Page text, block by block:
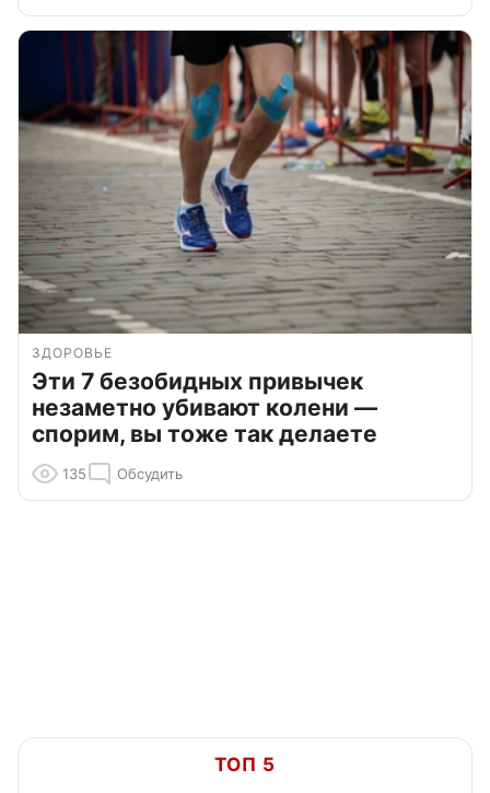
ЗДОРОВЬЕ
Эти 7 безобидных привычек
незаметно убивают колени —
спорим, вы тоже так делаете
135 Обсудить
ТОП 5